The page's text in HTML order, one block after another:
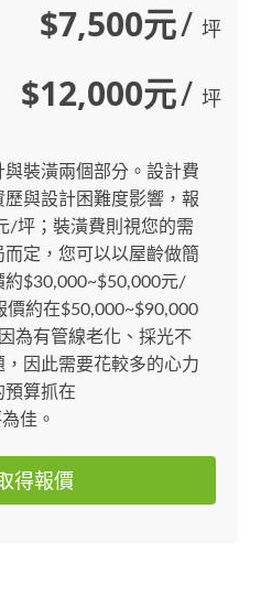
$7,500元/ 坪
$12,000元/ 坪
裝潢兩個部分。設計費
與設計困難度影響，報
/坪；裝潢費則視您的需
定，您可以以屋齡做簡
約$30,000~$50,000元/
價約在$50,000~$90,000
為有管線老化、採光不
因此需要花較多的心力
預算抓在
佳。
得報價